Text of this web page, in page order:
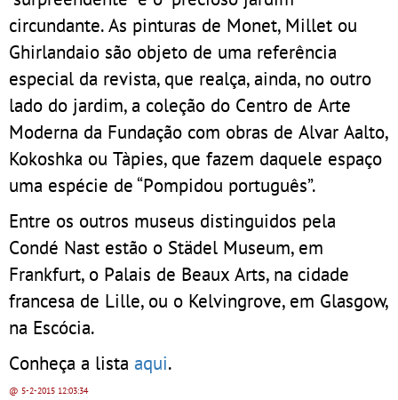
circundante. As pinturas de Monet, Millet ou
Ghirlandaio são objeto de uma referência
especial da revista, que realça, ainda, no outro
lado do jardim, a coleção do Centro de Arte
Moderna da Fundação com obras de Alvar Aalto,
Kokoshka ou Tàpies, que fazem daquele espaço
uma espécie de “Pompidou português”.
Entre os outros museus distinguidos pela
Condé Nast estão o Städel Museum, em
Frankfurt, o Palais de Beaux Arts, na cidade
francesa de Lille, ou o Kelvingrove, em Glasgow,
na Escócia.
Conheça a lista aqui.
@ 5-2-2015 12:03:34